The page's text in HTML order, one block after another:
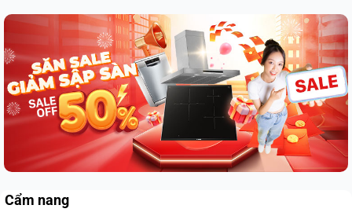
Cẩm nang